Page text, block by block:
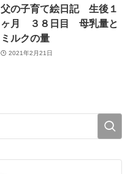
父の子育て絵日記 生後１
ヶ月 ３８日目 母乳量と
ミルクの量
2021年2月21日